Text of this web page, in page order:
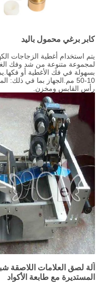
كابر برغي محمول باليد
يتم استخدام أغطية الزجاجات
لمجموعة متنوعة من شد وفك
بسهولة في فك الأغطية أو
10-50 مم.الجهاز بما في
رأس القابس ومخزن.
آلة لصق العلامات اللاصقة
المستديرة مع طابعة الأكواد